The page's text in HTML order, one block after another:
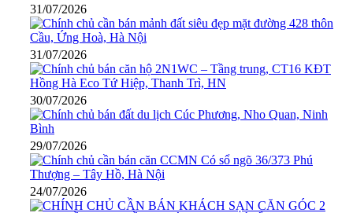
31/07/2026
31/07/2026
30/07/2026
29/07/2026
24/07/2026